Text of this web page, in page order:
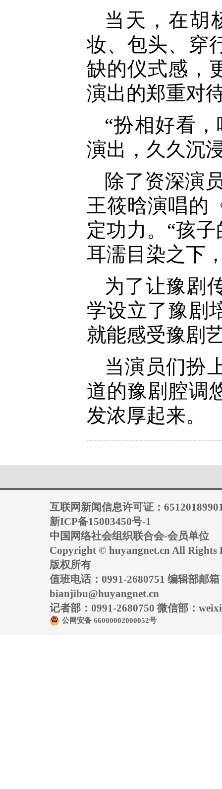
当天，在胡
妆、包头、穿
缺的仪式感，
演出的郑重对
“扮相好看
演出，久久沉
除了资深演
王筱晗演唱的
定功力。“孩
耳濡目染之下
为了让豫剧
学设立了豫剧
就能感受豫剧
当演员们扮
道的豫剧腔调
发浓厚起来。
互联网新闻信息许可证：
新ICP备15003450号-1
中国网络社会组织联合会-会员单位
Copyright © huyangnet.cn All Rights
版权所有
值班电话：0991-2680751 编辑部邮箱
bianjibu@huyangnet.cn
记者部：0991-2680750 微信部：
公网安备 66000002000052号